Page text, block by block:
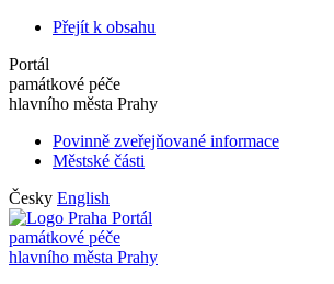
Přejít k obsahu
Portál
památkové péče
hlavního města Prahy
Povinně zveřejňované informace
Městské části
Česky English
Portál
památkové péče
hlavního města Prahy